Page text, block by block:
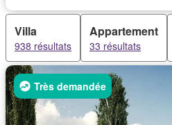
Villa
938 résultats
Appartement
33 résultats
Très demandée